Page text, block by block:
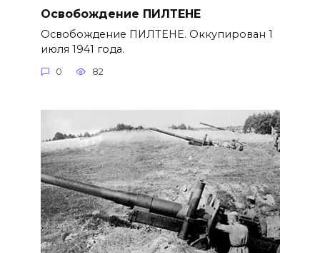
Освобождение ПИЛТЕНЕ
Освобождение ПИЛТЕНЕ. Оккупирован 1
июля 1941 года.
0 82